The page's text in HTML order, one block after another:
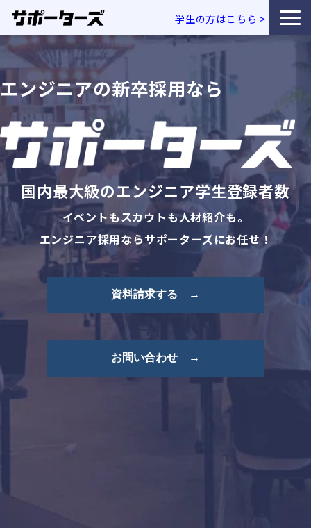
学生の方はこちら >
特徴・独自性
サービス一覧
利用企業事例
お役立ち資料
エンジニア採用コラム
セミナー・イベント
エンジニアの新卒採用なら
国内最大級のエンジニア学生登録者数
イベントもスカウトも人材紹介も。
エンジニア採用ならサポーターズにお任せ！
資料請求する →
お問い合わせ →